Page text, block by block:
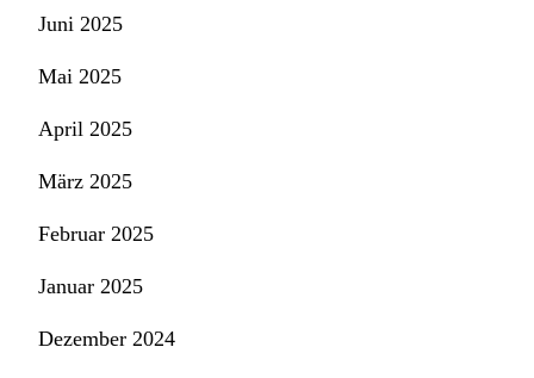
Juni 2025
Mai 2025
April 2025
März 2025
Februar 2025
Januar 2025
Dezember 2024